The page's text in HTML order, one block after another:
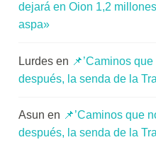
dejará en Oion 1,2
aspa»
Lurdes en 📌’Caminos
después, la senda de la
Asun en 📌’Caminos que
después, la senda de la